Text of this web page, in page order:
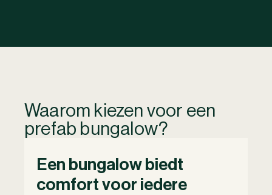
Waarom kiezen voor een
prefab bungalow?
Een bungalow biedt
comfort voor iedere